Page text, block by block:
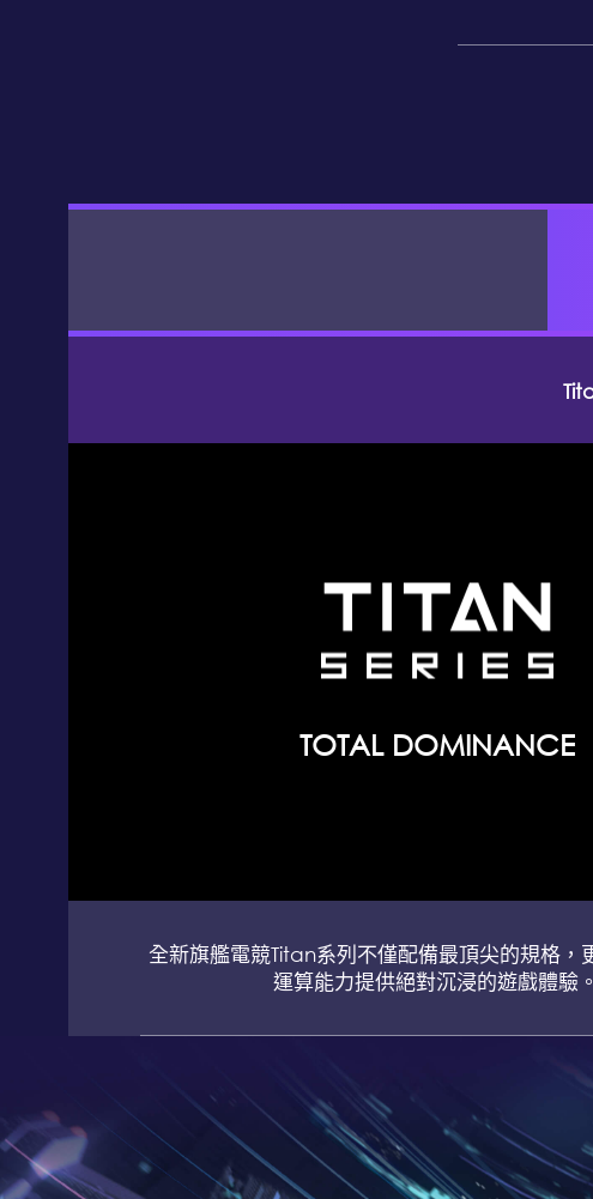
TOTAL DOMINANCE
全新旗艦電競Titan系列不僅配備最頂尖的規格，
運算能力提供絕對沉浸的遊戲體驗。